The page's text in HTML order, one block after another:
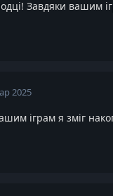
Завдяки вашим
2025
іграм я зміг